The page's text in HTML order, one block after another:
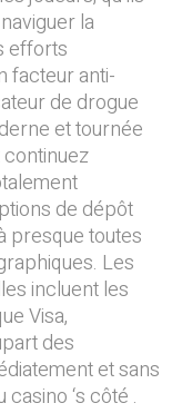
la
efforts
facteur anti-
de drogue
et tournée
de dépôt
presque toutes
Les
incluent les
Visa,
des
et sans
‘s côté .